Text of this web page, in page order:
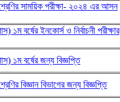
সাময়িক পরীক্ষা- ২০২৪ এর আসন
১ম বর্ষের ইনকোর্স ও নির্বাচনী পরীক্ষার
১ম বর্ষের জন্য বিজ্ঞপ্তি
বিজ্ঞান বিভাগের জন্য বিজ্ঞপ্তি